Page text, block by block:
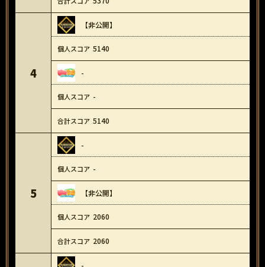
4
【非公開】
5140
-
-
5140
5
-
-
【非公開】
2060
2060
-